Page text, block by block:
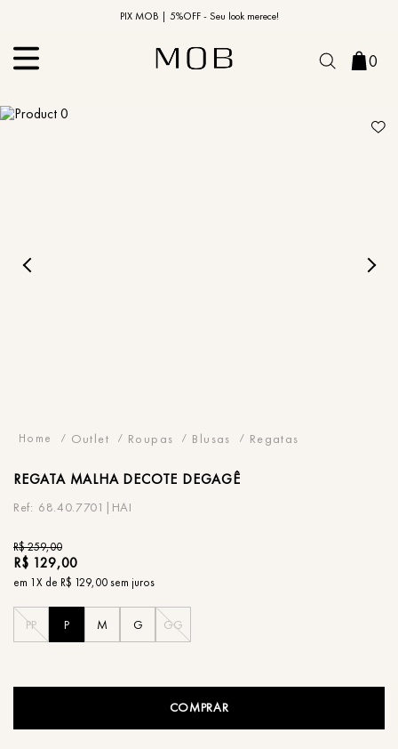
PIX MOB | 5%OFF - Seu look merece!
10% OFF na primeira compra | Cupom: BEMVINDO10*
0
Outlet Roupas Blusas Regatas
REGATA MALHA DECOTE DEGAGÊ
68.40.7701|HAI
R$259,00
R$ 129,00
em 1X de R$ 129,00sem juros
PP P M G GG
COMPRAR